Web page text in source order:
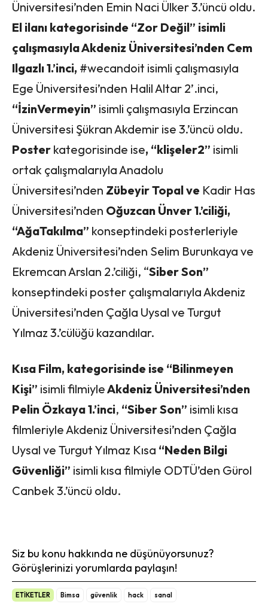
Üniversitesi’nden Emin Naci Ülker 3.’üncü oldu.
El ilanı kategorisinde “Zor Değil” isimli
çalışmasıyla Akdeniz Üniversitesi’nden Cem
Ilgazlı 1.’inci, #wecandoit isimli çalışmasıyla
Ege Üniversitesi’nden Halil Altar 2’.inci,
“İzinVermeyin” isimli çalışmasıyla Erzincan
Üniversitesi Şükran Akdemir ise 3.’üncü oldu.
Poster kategorisinde ise, “klişeler2” isimli
ortak çalışmalarıyla Anadolu
Üniversitesi’nden Zübeyir Topal ve Kadir Has
Üniversitesi’nden Oğuzcan Ünver 1.’ciliği,
“AğaTakılma” konseptindeki posterleriyle
Akdeniz Üniversitesi’nden Selim Burunkaya ve
Ekremcan Arslan 2.’ciliği, “Siber Son”
konseptindeki poster çalışmalarıyla Akdeniz
Üniversitesi’nden Çağla Uysal ve Turgut
Yılmaz 3.’cülüğü kazandılar.
Kısa Film, kategorisinde ise “Bilinmeyen
Kişi” isimli filmiyleAkdeniz Üniversitesi’nden
Pelin Özkaya 1.’inci, “Siber Son” isimli kısa
filmleriyle Akdeniz Üniversitesi’nden Çağla
Uysal ve Turgut Yılmaz Kısa “Neden Bilgi
Güvenliği” isimli kısa filmiyle ODTÜ’den Gürol
Canbek 3.’üncü oldu.
Siz bu konu hakkında ne düşünüyorsunuz?
Görüşlerinizi yorumlarda paylaşın!
ETİKETLER Bimsa güvenlik hack sanal